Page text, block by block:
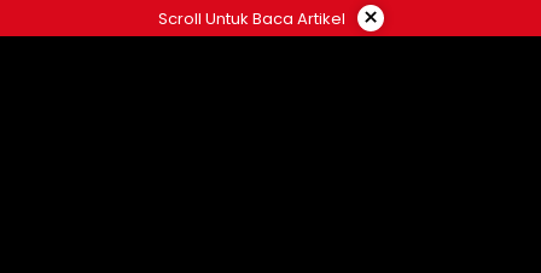
to
Scroll Untuk Baca Artikel ×